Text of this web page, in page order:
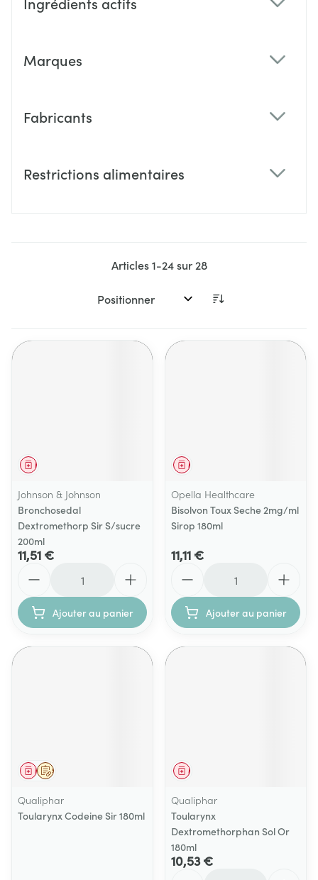
Marques
Fabricants
Restrictions alimentaires
Articles1-24sur 28
Trier par:
Médicament
Johnson & Johnson
Bronchosedal
Dextromethorp Sir S/sucre
200ml
11,51 €
Ajouter au panier
Médicament
Opella Healthcare
Bisolvon Toux Seche 2mg/ml
Sirop 180ml
11,11 €
Ajouter au panier
Sur prescription
Médicament
Qualiphar
Toularynx Codeine Sir 180ml
Médicament
Qualiphar
Toularynx
Dextromethorphan Sol Or
180ml
10,53 €